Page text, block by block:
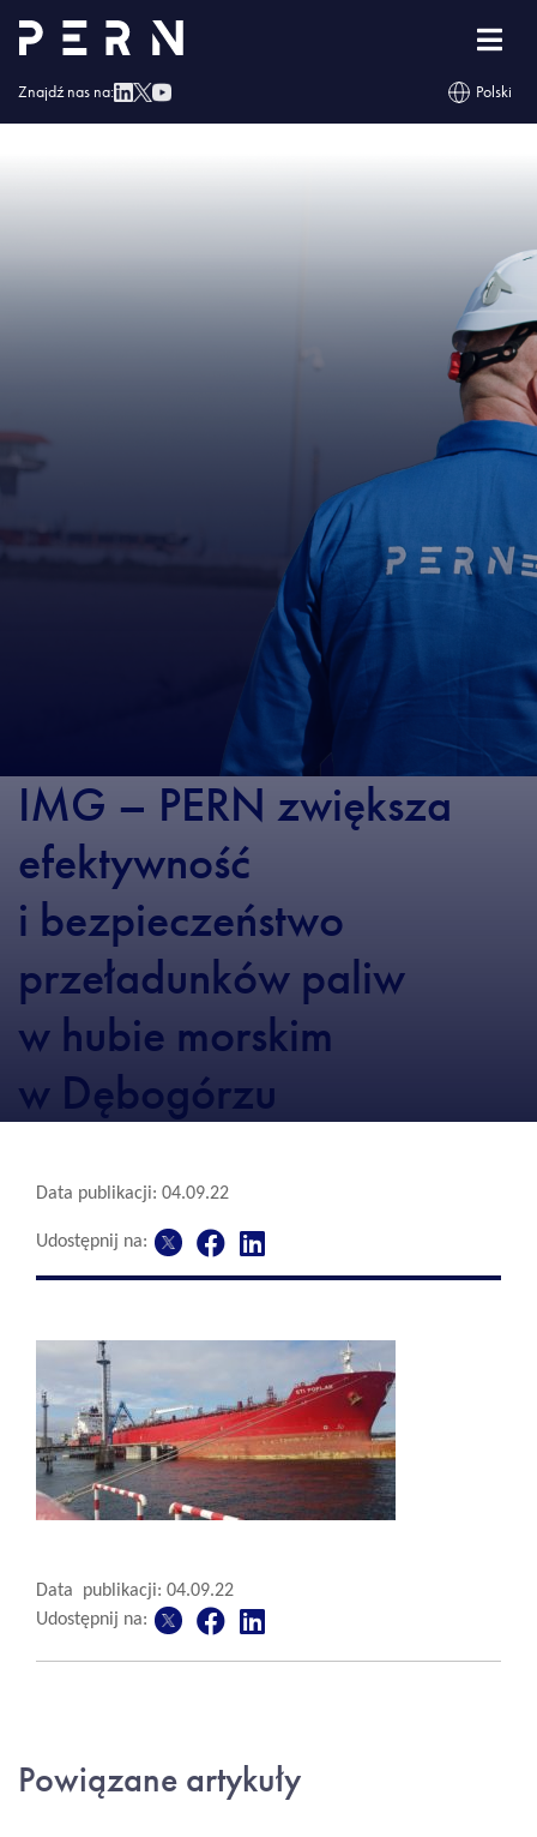
Znajdź nas na: Polski
Strona główna »PERN zwiększa efektywność i bezpieczeństwo przeładunków
bezpieczeństwo przeładunków paliw w hubie morskim w Dębogórzu
IMG – PERN zwiększa
efektywność
i bezpieczeństwo
przeładunków paliw
w hubie morskim
w Dębogórzu
Data publikacji: 04.09.22
Udostępnij na:
Data publikacji: 04.09.22
Udostępnij na:
Powiązane artykuły